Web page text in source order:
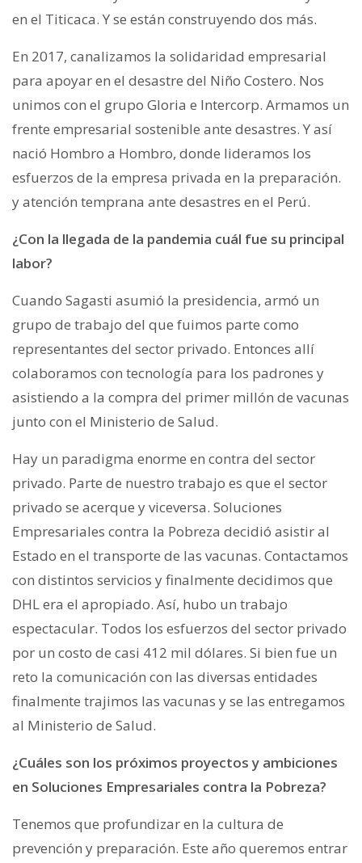
en el Titicaca. Y se están construyendo dos más.
En 2017, canalizamos la solidaridad empresarial
para apoyar en el desastre del Niño Costero. Nos
unimos con el grupo Gloria e Intercorp. Armamos un
frente empresarial sostenible ante desastres. Y así
nació Hombro a Hombro, donde lideramos los
esfuerzos de la empresa privada en la preparación.
y atención temprana ante desastres en el Perú.
¿Con la llegada de la pandemia cuál fue su principal
labor?
Cuando Sagasti asumió la presidencia, armó un
grupo de trabajo del que fuimos parte como
representantes del sector privado. Entonces allí
colaboramos con tecnología para los padrones y
asistiendo a la compra del primer millón de vacunas
junto con el Ministerio de Salud.
Hay un paradigma enorme en contra del sector
privado. Parte de nuestro trabajo es que el sector
privado se acerque y viceversa. Soluciones
Empresariales contra la Pobreza decidió asistir al
Estado en el transporte de las vacunas. Contactamos
con distintos servicios y finalmente decidimos que
DHL era el apropiado. Así, hubo un trabajo
espectacular. Todos los esfuerzos del sector privado
por un costo de casi 412 mil dólares. Si bien fue un
reto la comunicación con las diversas entidades
finalmente trajimos las vacunas y se las entregamos
al Ministerio de Salud.
¿Cuáles son los próximos proyectos y ambiciones
en Soluciones Empresariales contra la Pobreza?
Tenemos que profundizar en la cultura de
prevención y preparación. Este año queremos entrar